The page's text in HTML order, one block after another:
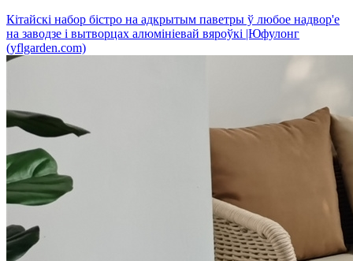
Кітайскі набор бістро на адкрытым паветры ў любое надвор'е
на заводзе і вытворцах алюмініевай вяроўкі |Юфулонг
(yflgarden.com)